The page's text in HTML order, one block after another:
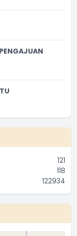
121
118
122934